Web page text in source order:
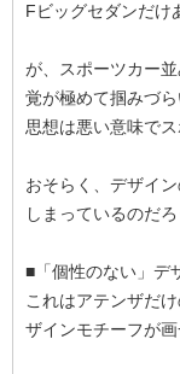
Fビッグセダンだけ
が、スポーツカー
覚が極めて掴みづ
思想は悪い意味でス
おそらく、デザイ
しまっているのだろ
■「個性のない」デ
これはアテンザだ
ザインモチーフが画